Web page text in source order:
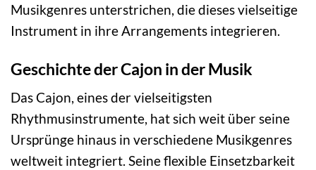
Musikgenres unterstrichen, die dieses vielseitige
Instrument in ihre Arrangements integrieren.
Geschichte der Cajon in der Musik
Das Cajon, eines der vielseitigsten
Rhythmusinstrumente, hat sich weit über seine
Ursprünge hinaus in verschiedene Musikgenres
weltweit integriert. Seine flexible Einsetzbarkeit